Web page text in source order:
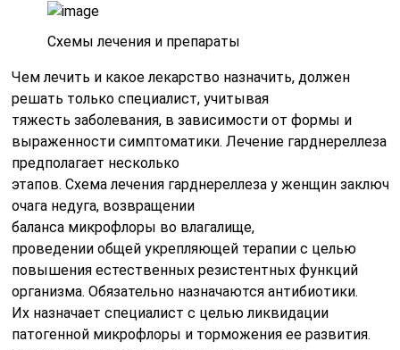
Схемы лечения и препараты
Чем лечить и какое лекарство назначить, должен
решать только специалист,учитывая
тяжесть заболевания, в зависимости от формы и
выраженности симптоматики. Лечение гарднереллеза
предполагает несколько
этапов.Схема лечения гарднереллеза у женщин
очага недуга, возвращении
баланса микрофлоры во влагалище,
проведенииобщей укрепляющей терапии с целью
повышения естественных резистентных функций
организма. Обязательно назначаются антибиотики.
Их назначает специалист с цельюликвидации
патогенной микрофлоры и торможенияее развития.